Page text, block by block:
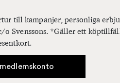
till kampanjer, personliga
Svenssons. *Gäller ett